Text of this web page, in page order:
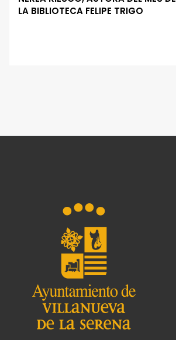
LA BIBLIOTECA FELIPE TRIGO